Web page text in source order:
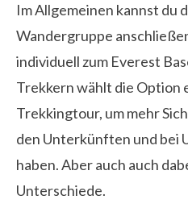
Im Allgemeinen kannst du
Wandergruppe
individuell zum Everest
Trekkern wählt die Option
Trekkingtour, um mehr
den Unterkünften und bei
haben. Aber auch auch
Unterschiede.